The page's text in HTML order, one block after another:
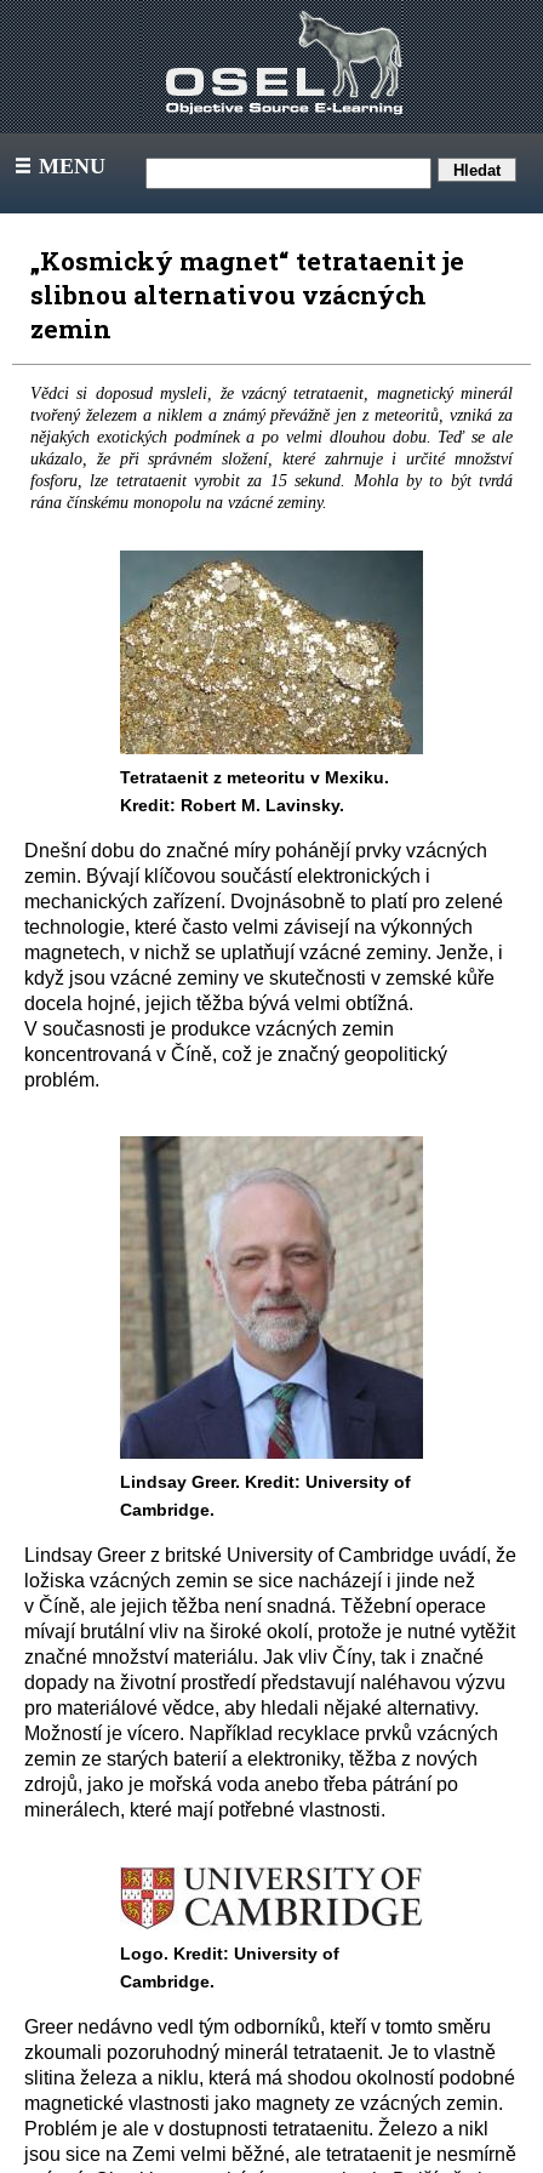
III MENU
„Kosmický magnet“ tetrataenit je
slibnou alternativou vzácných
zemin
Vědci si doposud mysleli, že vzácný tetrataenit, magnetický minerál
tvořený železem a niklem a známý převážně jen z meteoritů, vzniká za
nějakých exotických podmínek a po velmi dlouhou dobu. Teď se ale
ukázalo, že při správném složení, které zahrnuje i určité množství
fosforu, lze tetrataenit vyrobit za 15 sekund. Mohla by to být tvrdá
rána čínskému monopolu na vzácné zeminy.
Tetrataenit z meteoritu v Mexiku.
Kredit: Robert M. Lavinsky.
Dnešní dobu do značné míry pohánějí prvky vzácných
zemin. Bývají klíčovou součástí elektronických i
mechanických zařízení. Dvojnásobně to platí pro zelené
technologie, které často velmi závisejí na výkonných
magnetech, v nichž se uplatňují vzácné zeminy. Jenže, i
když jsou vzácné zeminy ve skutečnosti v zemské kůře
docela hojné, jejich těžba bývá velmi obtížná.
V současnosti je produkce vzácných zemin
koncentrovaná v Číně, což je značný geopolitický
problém.
Lindsay Greer. Kredit: University of
Cambridge.
Lindsay Greer z britské University of Cambridge uvádí, že
ložiska vzácných zemin se sice nacházejí i jinde než
v Číně, ale jejich těžba není snadná. Těžební operace
mívají brutální vliv na široké okolí, protože je nutné vytěžit
značné množství materiálu. Jak vliv Číny, tak i značné
dopady na životní prostředí představují naléhavou výzvu
pro materiálové vědce, aby hledali nějaké alternativy.
Možností je vícero. Například recyklace prvků vzácných
zemin ze starých baterií a elektroniky, těžba z nových
zdrojů, jako je mořská voda anebo třeba pátrání po
minerálech, které mají potřebné vlastnosti.
Logo. Kredit: University of
Cambridge.
Greer nedávno vedl tým odborníků, kteří v tomto směru
zkoumali pozoruhodný minerál tetrataenit. Je to vlastně
slitina železa a niklu, která má shodou okolností podobné
magnetické vlastnosti jako magnety ze vzácných zemin.
Problém je ale v dostupnosti tetrataenitu. Železo a nikl
jsou sice na Zemi velmi běžné, ale tetrataenit je nesmírně